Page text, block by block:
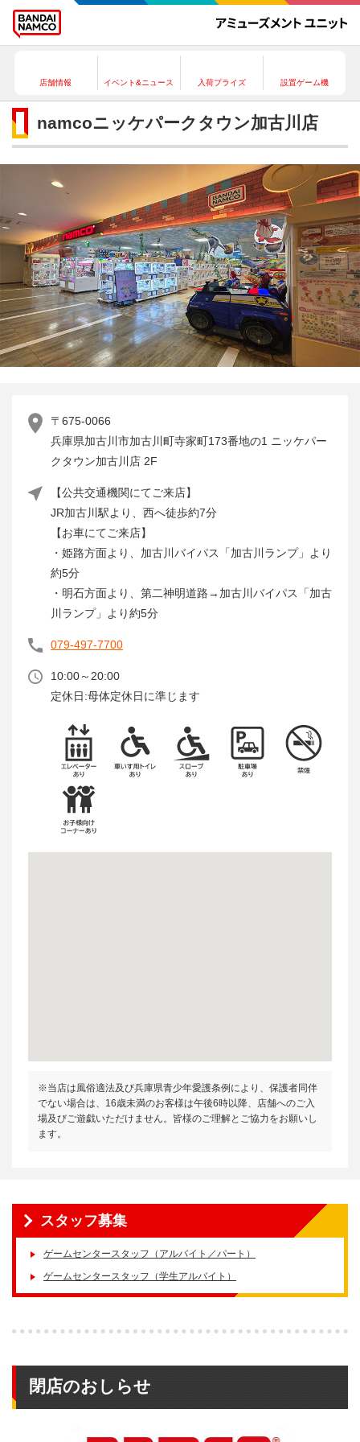
店舗情報 イベント&ニュース 入荷プライズ 設置ゲーム機
namcoニッケパークタウン加古川店
〒675-0066
兵庫県加古川市加古川町寺家町173番地の1 ニッケパー
クタウン加古川店 2F
【公共交通機関にてご来店】
JR加古川駅より、西へ徒歩約7分
【お車にてご来店】
・姫路方面より、加古川バイパス「加古川ランプ」より
約5分
・明石方面より、第二神明道路→加古川バイパス「加古
川ランプ」より約5分
079-497-7700
10:00～20:00
定休日:母体定休日に準じます
※当店は風俗適法及び兵庫県青少年愛護条例により、保護者同伴
でない場合は、16歳未満のお客様は午後6時以降、店舗へのご入
場及びご遊戯いただけません。皆様のご理解とご協力をお願いし
ます。
スタッフ募集
ゲームセンタースタッフ（アルバイト／パート）
ゲームセンタースタッフ（学生アルバイト）
閉店のおしらせ